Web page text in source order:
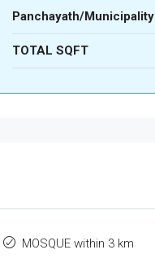
Panchayath/Municipality
TOTAL SQFT
MOSQUE within 3 km